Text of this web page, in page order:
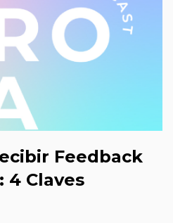
Feedback
4 Claves